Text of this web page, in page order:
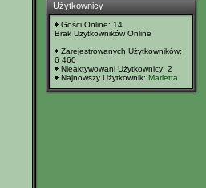
Użytkownicy
Gości Online: 14
Brak Użytkowników Online
Zarejestrowanych Użytkowników:
6 460
Nieaktywowani Użytkownicy: 2
Najnowszy Użytkownik: Marletta